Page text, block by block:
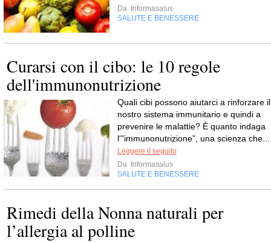
Da
Informasalus
SALUTE E BENESSERE
Curarsi con il cibo: le 10 regole
dell'immunonutrizione
Quali cibi possono aiutarci a rinforzare il
nostro sistema immunitario e quindi a
prevenire le malattie? È quanto indaga
l'”immunonutrizione”, una scienza che...
Leggere il seguito
Da
Informasalus
SALUTE E BENESSERE
Rimedi della Nonna naturali per
l’allergia al polline